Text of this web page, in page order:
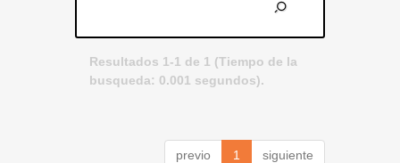
Resultados 1-1 de 1 (Tiempo de la
busqueda: 0.001 segundos).
previo 1 siguiente